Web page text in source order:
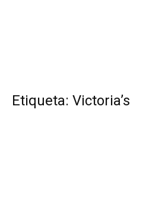
Etiqueta: Victoria’s